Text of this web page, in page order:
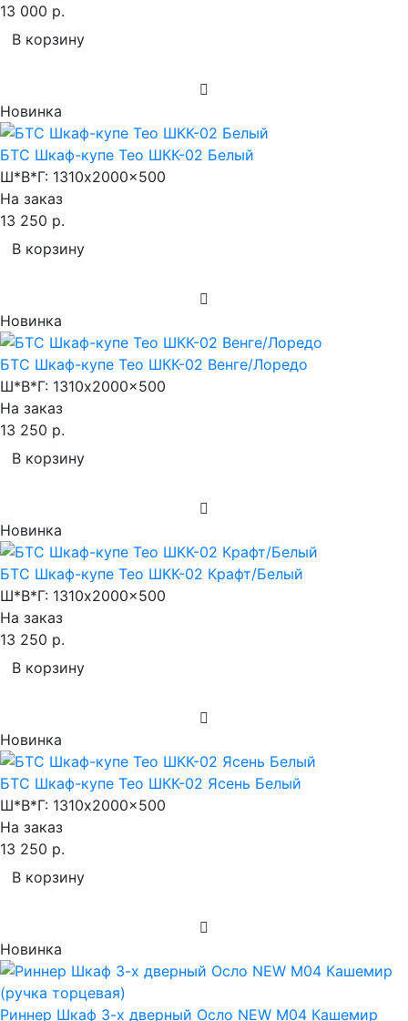
13 000 р.
В корзину
Новинка
БТС Шкаф-купе Тео ШКК-02 Белый
Ш*В*Г: 1310x2000x500
На заказ
13 250 р.
В корзину
Новинка
БТС Шкаф-купе Тео ШКК-02 Венге/Лоредо
Ш*В*Г: 1310x2000x500
На заказ
13 250 р.
В корзину
Новинка
БТС Шкаф-купе Тео ШКК-02 Крафт/Белый
Ш*В*Г: 1310x2000x500
На заказ
13 250 р.
В корзину
Новинка
БТС Шкаф-купе Тео ШКК-02 Ясень Белый
Ш*В*Г: 1310x2000x500
На заказ
13 250 р.
В корзину
Новинка
Риннер Шкаф 3-х дверный Осло NEW М04 Кашемир